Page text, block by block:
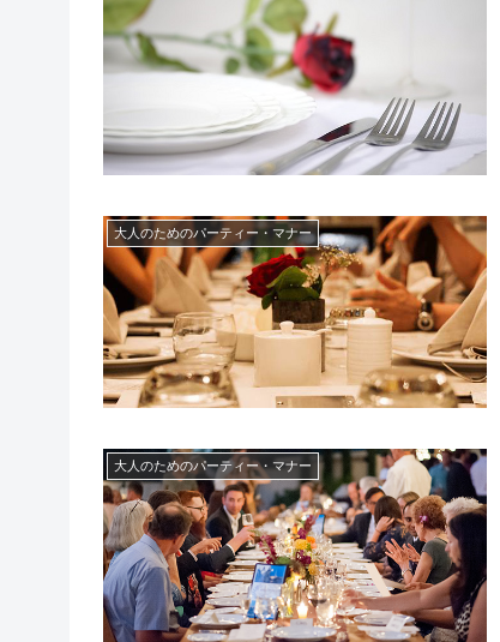
大人のためのパーティー・マナー
大人のためのパーティー・マナー